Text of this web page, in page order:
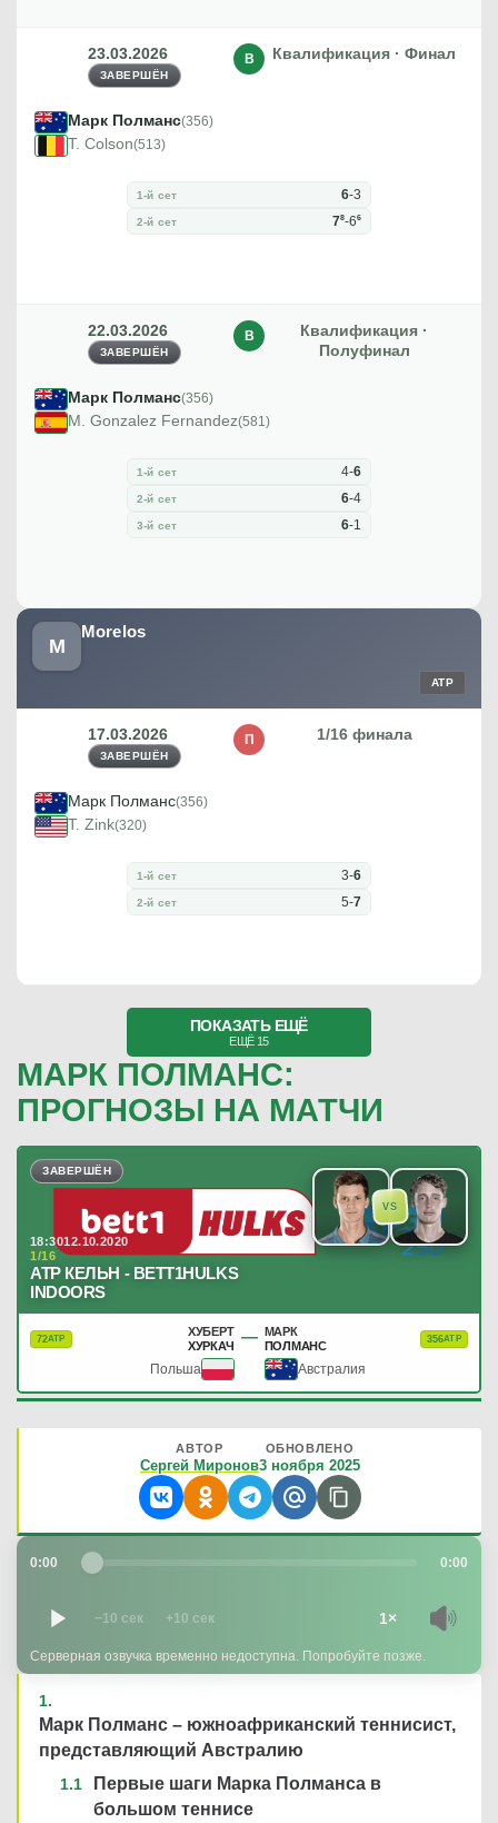
23.03.2026
ЗАВЕРШЁН
Квалификация · Финал
В
Марк Полманс(356)
T. Colson(513)
1-й сет 6-3
2-й сет 78-66
22.03.2026
ЗАВЕРШЁН
Квалификация ·
Полуфинал
В
Марк Полманс(356)
M. Gonzalez Fernandez(581)
1-й сет 4-6
2-й сет 6-4
3-й сет 6-1
M
Morelos
ATP
17.03.2026
ЗАВЕРШЁН
1/16 финала
П
Марк Полманс(356)
T. Zink(320)
1-й сет 3-6
2-й сет 5-7
ПОКАЗАТЬ ЕЩЁ
ЕЩЁ 15
МАРК ПОЛМАНС:
ПРОГНОЗЫ НА МАТЧИ
VS
ЗАВЕРШЁН
18:3012.10.2020
1/16
ATP КЕЛЬН - BETT1HULKS
INDOORS
72ATP
ХУБЕРТ
ХУРКАЧ — МАРК
ПОЛМАНС
356ATP
Польша Австралия
АВТОР
Сергей Миронов
ОБНОВЛЕНО
3 ноября 2025
0:00 0:00
−10 сек +10 сек 1×
Серверная озвучка временно недоступна. Попробуйте позже.
Марк Полманс – южноафриканский теннисист,
представляющий Австралию
Первые шаги Марка Полманса в
большом теннисе